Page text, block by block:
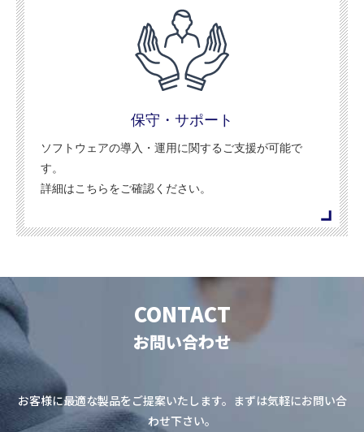
保守・サポート
ソフトウェアの導入・運用に関するご支援が可能で
す。
詳細はこちらをご確認ください。
CONTACT
お問い合わせ
お客様に最適な製品をご提案いたします。まずは気軽にお問い合
わせ下さい。